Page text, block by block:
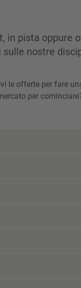
in pista oppure
nostre
le offerte per fare
per